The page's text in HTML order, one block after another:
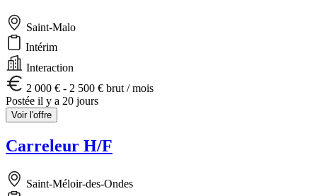
Saint-Malo
Intérim
Interaction
2 000 € - 2 500 € brut / mois
Postée il y a 20 jours
Voir l'offre
Carreleur H/F
Saint-Méloir-des-Ondes